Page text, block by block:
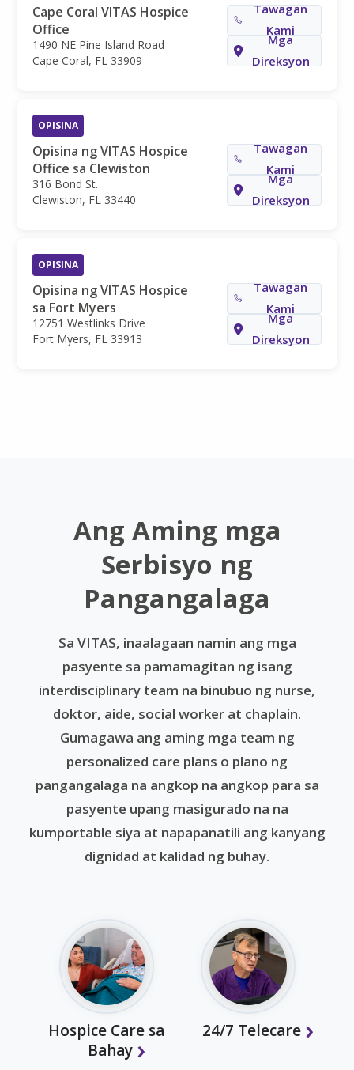
Cape Coral VITAS Hospice
Office
1490 NE Pine Island Road
Cape Coral, FL 33909
Tawagan
Kami
Mga
Direksyon
OPISINA
Opisina ng VITAS Hospice
Office sa Clewiston
316 Bond St.
Clewiston, FL 33440
Tawagan
Kami
Mga
Direksyon
OPISINA
Opisina ng VITAS Hospice
sa Fort Myers
12751 Westlinks Drive
Fort Myers, FL 33913
Tawagan
Kami
Mga
Direksyon
Ang Aming mga
Serbisyo ng
Pangangalaga
Sa VITAS, inaalagaan namin ang mga
pasyente sa pamamagitan ng isang
interdisciplinary team na binubuo ng nurse,
doktor, aide, social worker at chaplain.
Gumagawa ang aming mga team ng
personalized care plans o plano ng
pangangalaga na angkop na angkop para sa
pasyente upang masigurado na na
kumportable siya at napapanatili ang kanyang
dignidad at kalidad ng buhay.
Hospice Care sa
Bahay
24/7 Telecare